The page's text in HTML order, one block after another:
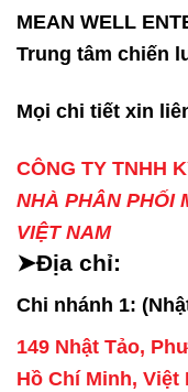
MEAN WELL
Trung tâm chiến
Mọi chi tiết xin
CÔNG TY TNHH
NHÀ PHÂN PHỐI
VIỆT NAM
➤Địa chỉ:
Chi nhánh 1:
149 Nhật Tảo,
Hồ Chí Minh, Việt